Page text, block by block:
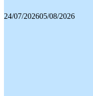
24/07/202605/08/2026